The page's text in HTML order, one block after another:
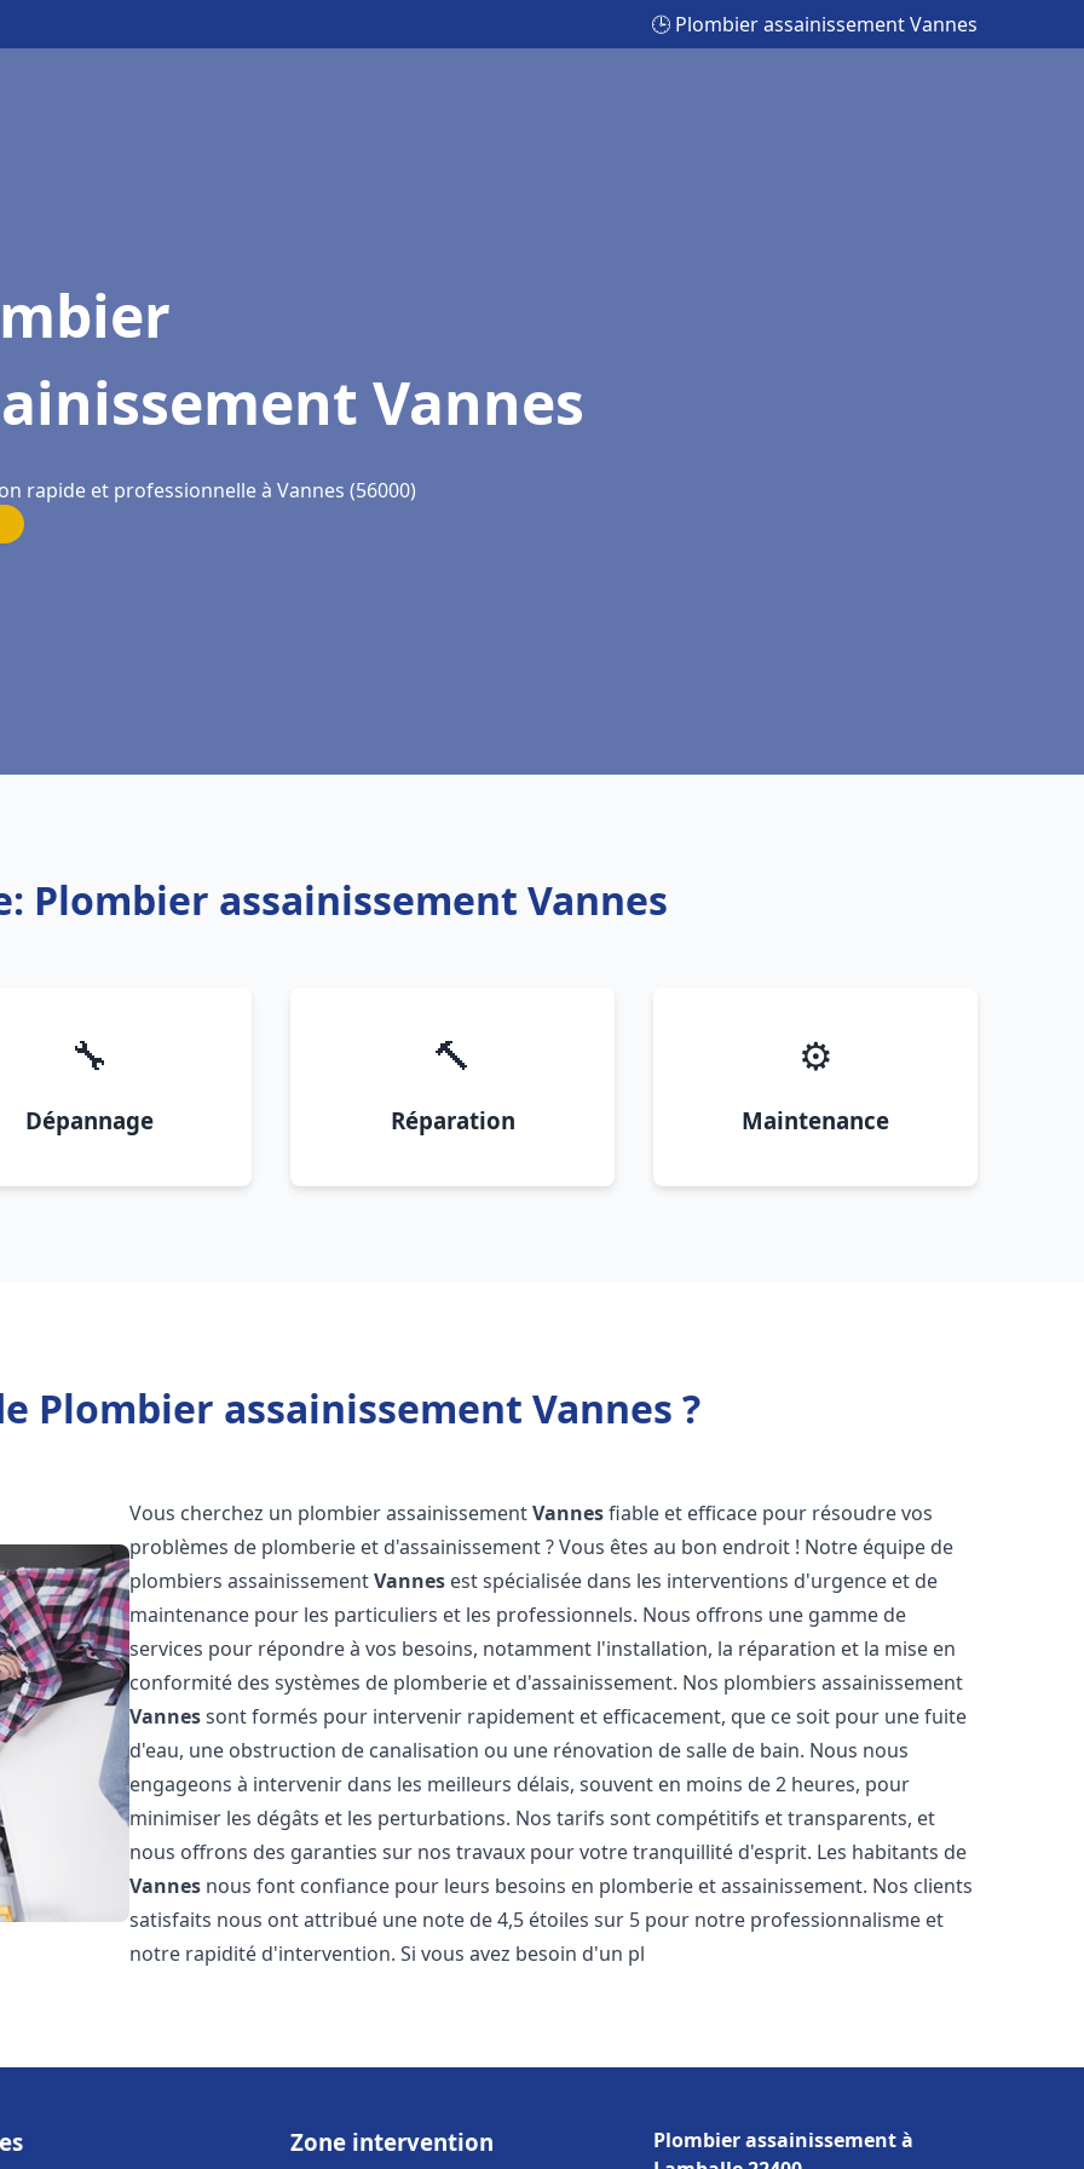
🕒 Plombier assainissement Vannes
Vannes
rapide et professionnelle à Vannes (56000)
Plombier assainissement Vannes
🔧
Dépannage
🔨
Réparation
⚙️
Maintenance
Plombier assainissement Vannes ?
Vous cherchez un plombier assainissementVannesfiable et efficace pour résoudre vos
problèmes de plomberie et d'assainissement ? Vous êtes au bon endroit ! Notre équipe de
plombiers assainissementVannes est spécialisée dans les interventions d'urgence et de
maintenance pour les particuliers et les professionnels. Nous offrons une gamme de
services pour répondre à vos besoins, notamment l'installation, la réparation et la mise en
conformité des systèmes de plomberie et d'assainissement. Nos plombiers assainissement
Vannessont formés pour intervenir rapidement et efficacement, que ce soit pour une fuite
d'eau, une obstruction de canalisation ou une rénovation de salle de bain. Nous nous
engageons à intervenir dans les meilleurs délais, souvent en moins de 2 heures, pour
minimiser les dégâts et les perturbations. Nos tarifs sont compétitifs et transparents, et
nous offrons des garanties sur nos travaux pour votre tranquillité d'esprit. Les habitants de
Vannes nous font confiance pour leurs besoins en plomberie et assainissement. Nos clients
satisfaits nous ont attribué une note de 4,5 étoiles sur 5 pour notre professionnalisme et
notre rapidité d'intervention. Si vous avez besoin d'un pl
Zone intervention
Plombier assainissement à